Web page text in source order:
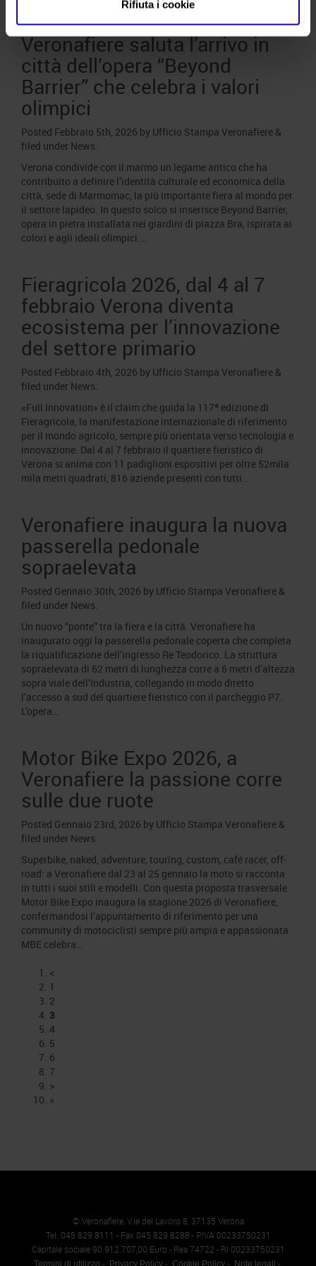
Rifiuta i cookie
Veronafiere saluta l’arrivo in
città dell’opera “Beyond
Barrier” che celebra i valori
olimpici
Posted Febbraio 5th, 2026 by Ufficio Stampa Veronafiere &
filed under News.
Verona condivide con il marmo un legame antico che ha
contribuito a definire l’identità culturale ed economica della
città, sede di Marmomac, la più importante fiera al mondo per
il settore lapideo. In questo solco si inserisce Beyond Barrier,
opera in pietra installata nei giardini di piazza Bra, ispirata ai
colori e agli ideali olimpici.…
Fieragricola 2026, dal 4 al 7
febbraio Verona diventa
ecosistema per l’innovazione
del settore primario
Posted Febbraio 4th, 2026 by Ufficio Stampa Veronafiere &
filed under News.
«Full Innovation» è il claim che guida la 117ª edizione di
Fieragricola, la manifestazione internazionale di riferimento
per il mondo agricolo, sempre più orientata verso tecnologia e
innovazione. Dal 4 al 7 febbraio il quartiere fieristico di
Verona si anima con 11 padiglioni espositivi per oltre 52mila
mila metri quadrati, 816 aziende presenti con tutti…
Veronafiere inaugura la nuova
passerella pedonale
sopraelevata
Posted Gennaio 30th, 2026 by Ufficio Stampa Veronafiere &
filed under News.
Un nuovo “ponte” tra la fiera e la città. Veronafiere ha
inaugurato oggi la passerella pedonale coperta che completa
la riqualificazione dell’ingresso Re Teodorico. La struttura
sopraelevata di 62 metri di lunghezza corre a 6 metri d’altezza
sopra viale dell’Industria, collegando in modo diretto
l’accesso a sud del quartiere fieristico con il parcheggio P7.
L’opera…
Motor Bike Expo 2026, a
Veronafiere la passione corre
sulle due ruote
Posted Gennaio 23rd, 2026 by Ufficio Stampa Veronafiere &
filed under News.
Superbike, naked, adventure, touring, custom, café racer, off-
road: a Veronafiere dal 23 al 25 gennaio la moto si racconta
in tutti i suoi stili e modelli. Con questa proposta trasversale
Motor Bike Expo inaugura la stagione 2026 di Veronafiere,
confermandosi l’appuntamento di riferimento per una
community di motociclisti sempre più ampia e appassionata.
MBE celebra…
<
1
2
3
4
5
6
7
>
»
© Veronafiere, V.le del Lavoro 8, 37135 Verona
Tel. 045 829 8111 - Fax 045 829 8288 - P.IVA 00233750231
Capitale sociale 90.912.707,00 Euro - Rea 74722 - RI 00233750231
Termini di utilizzo Privacy Policy Cookie Policy Note legali